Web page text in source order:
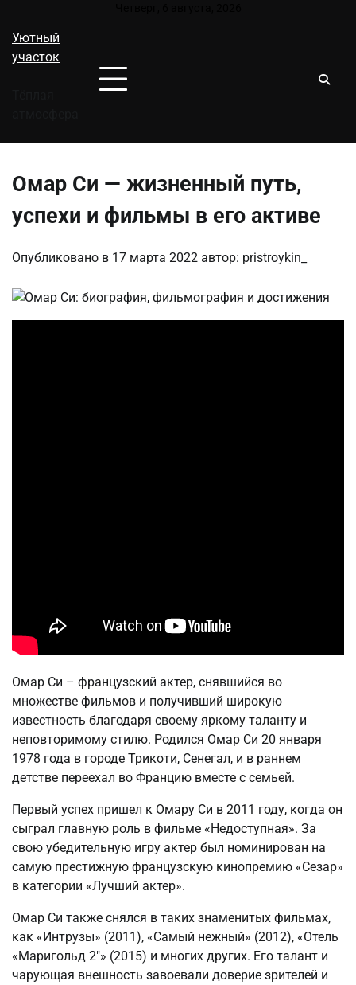
содержимому
Уютный
участок
Омар Си — жизненный путь,
успехи и фильмы в его активе
Опубликовано в 17 марта 2022 автор: pristroykin_
Омар Си – французский актер, снявшийся во
множестве фильмов и получивший широкую
известность благодаря своему яркому таланту и
неповторимому стилю. Родился Омар Си 20 января
1978 года в городе Трикоти, Сенегал, и в раннем
детстве переехал во Францию вместе с семьей.
Первый успех пришел к Омару Си в 2011 году, когда он
сыграл главную роль в фильме «Недоступная». За
свою убедительную игру актер был номинирован на
самую престижную французскую кинопремию «Сезар»
в категории «Лучший актер».
Омар Си также снялся в таких знаменитых фильмах,
как «Интрузы» (2011), «Самый нежный» (2012), «Отель
«Маригольд 2″» (2015) и многих других. Его талант и
чарующая внешность завоевали доверие зрителей и